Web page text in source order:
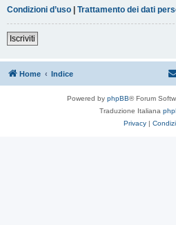
Condizioni d’uso | Trattamento dei dati
Iscriviti
Home Indice
Powered by phpBB® Forum
Traduzione Italiana
Privacy |